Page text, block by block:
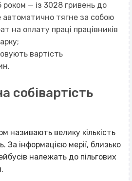
роком — із 3028 гривень до
автоматично тягне за собою
на оплату праці працівників
вартість
собівартість
називають велику кількість
За інформацією мерії, близько
належать до пільгових